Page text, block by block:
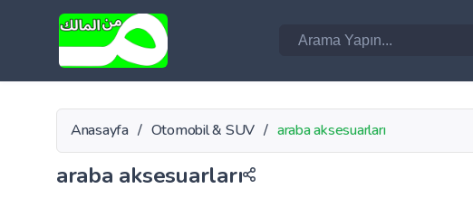
Anasayfa / Otomobil & SUV / araba aksesuarları
araba aksesuarları